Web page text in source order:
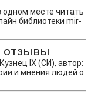
одном месте читать
библиотеки mir-
отзывы
IX (СИ), автор:
и мнения людей о